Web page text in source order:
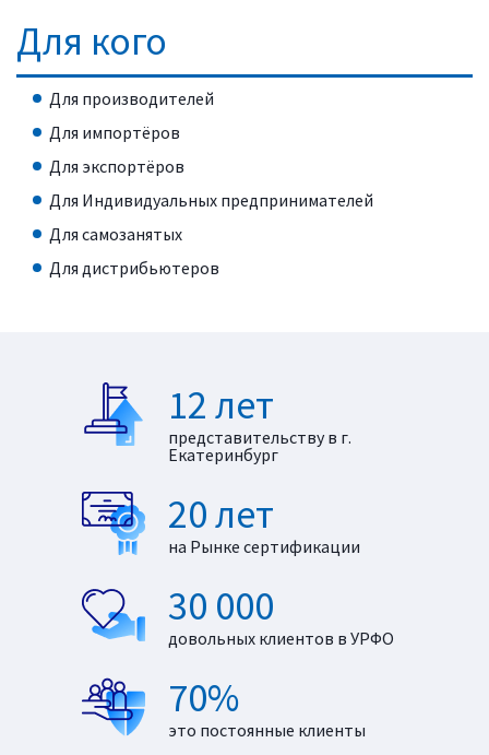
Для кого
Для производителей
Для импортёров
Для экспортёров
Для Индивидуальных предпринимателей
Для самозанятых
Для дистрибьютеров
12 лет
представительству в г.
Екатеринбург
20 лет
на Рынке сертификации
30 000
довольных клиентов в УРФО
70%
это постоянные клиенты